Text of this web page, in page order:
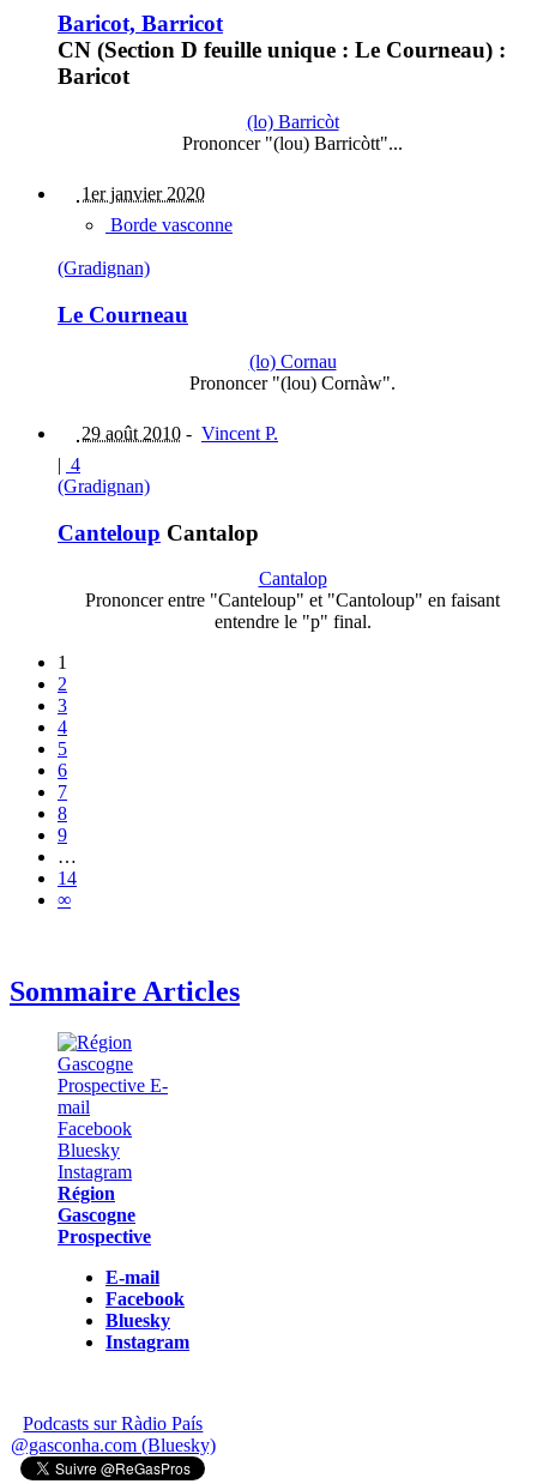
Baricot, Barricot
CN (Section D feuille unique : Le Courneau) :
Baricot
(lo) Barricòt
Prononcer "(lou) Barricòtt"...
1er janvier 2020
Borde vasconne
(Gradignan)
Le Courneau
(lo) Cornau
Prononcer "(lou) Cornàw".
29 août 2010 - Vincent P.
| 4
(Gradignan)
Canteloup Cantalop
Cantalop
Prononcer entre "Canteloup" et "Cantoloup" en faisant
entendre le "p" final.
1
2
3
4
5
6
7
8
9
…
14
∞
Sommaire Articles
Région
Gascogne
Prospective
E-mail
Facebook
Bluesky
Instagram
Podcasts sur Ràdio País
@gasconha.com (Bluesky)